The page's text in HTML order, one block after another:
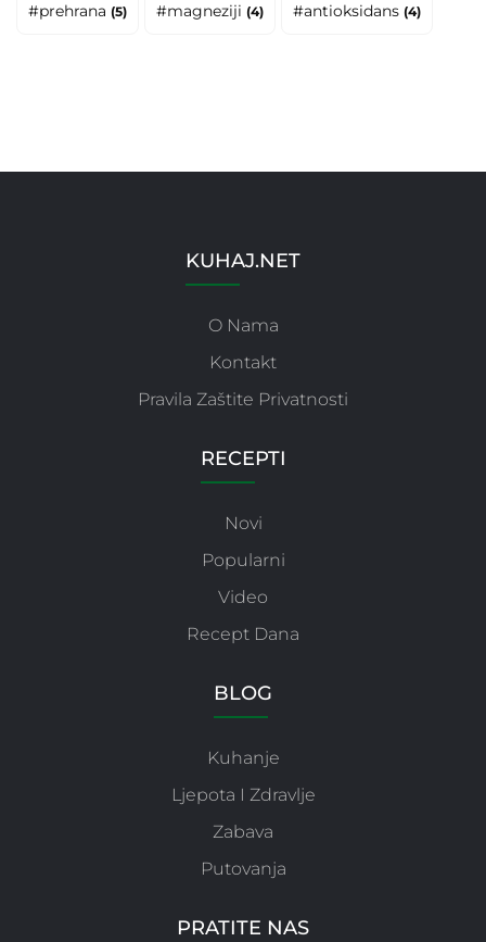
#prehrana (5) #magneziji (4) #antioksidans (4)
KUHAJ.NET
O Nama
Kontakt
Pravila Zaštite Privatnosti
RECEPTI
Novi
Popularni
Video
Recept Dana
BLOG
Kuhanje
Ljepota I Zdravlje
Zabava
Putovanja
PRATITE NAS